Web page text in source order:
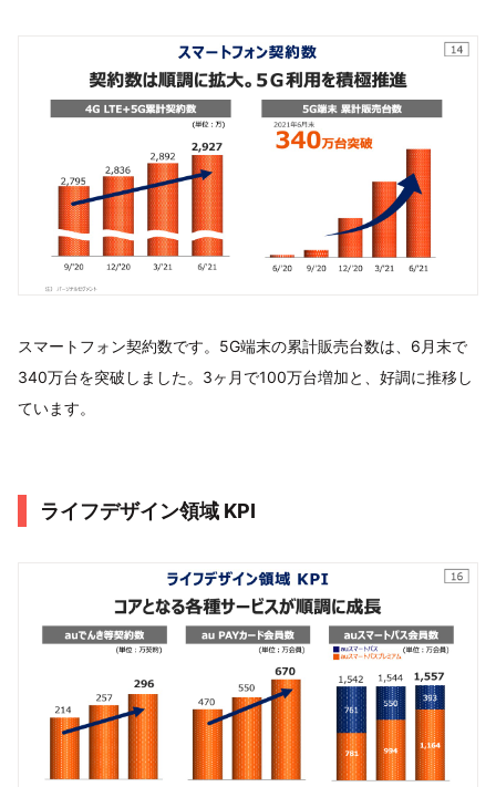
スマートフォン契約数です。5G端末の累計販売台数は、6月末で
340万台を突破しました。3ヶ月で100万台増加と、好調に推移し
ています。
ライフデザイン領域 KPI